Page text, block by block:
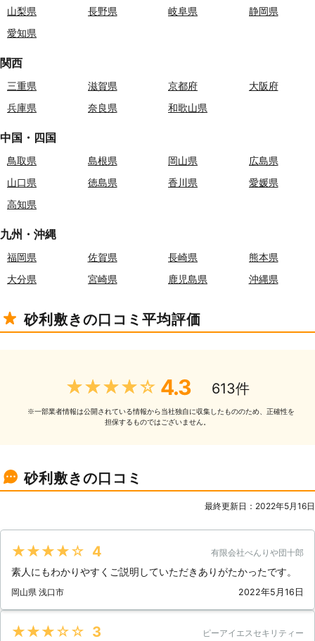
山梨県
長野県 岐阜県
静岡県
愛知県
関西
三重県 滋賀県 京都府
大阪府
兵庫県
奈良県 和歌山県
中国・四国
鳥取県 島根県 岡山県
広島県
山口県
徳島県 香川県
愛媛県
高知県
九州・沖縄
福岡県 佐賀県 長崎県
熊本県
大分県
宮崎県 鹿児島県 沖縄県
砂利敷きの口コミ平均評価
★★★★★ 4.3 613件
※⼀部業者情報は公開されている情報から当社独⾃に収集したもののため、正確性を
担保するものではございません。
砂利敷きの口コミ
最終更新日：2022年5月16日
★★★★★ 4 有限会社べんりや団十郎
素人にもわかりやすくご説明していただきありがたかったです。
岡山県 浅口市 2022年5月16日
★★★★★ 3 ピーアイエスセキリティー